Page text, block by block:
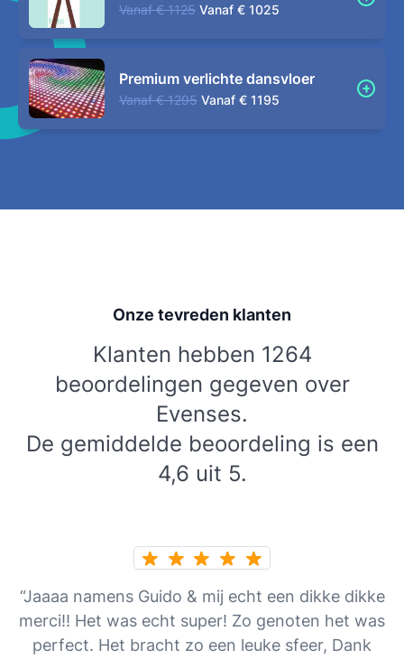
Vanaf € 1125 Vanaf € 1025
Premium verlichte dansvloer
Vanaf € 1295 Vanaf € 1195
Onze tevreden klanten
Klanten hebben 1264
beoordelingen gegeven over
Evenses.
De gemiddelde beoordeling is een
4,6 uit 5.
“Jaaaa namens Guido & mij echt een dikke dikke
merci!! Het was echt super! Zo genoten het was
perfect. Het bracht zo een leuke sfeer, Dank